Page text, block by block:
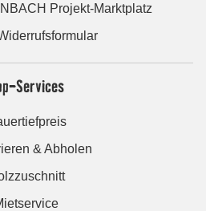
Projekt-Marktplatz
Services
& Abholen